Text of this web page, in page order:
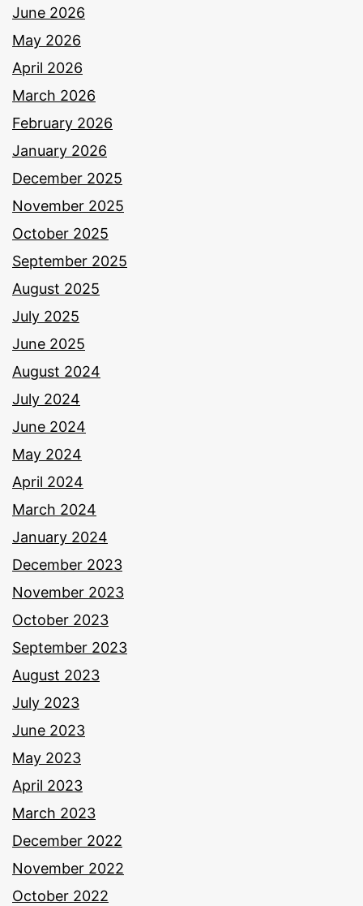
June 2026
May 2026
April 2026
March 2026
February 2026
January 2026
December 2025
November 2025
October 2025
September 2025
August 2025
July 2025
June 2025
August 2024
July 2024
June 2024
May 2024
April 2024
March 2024
January 2024
December 2023
November 2023
October 2023
September 2023
August 2023
July 2023
June 2023
May 2023
April 2023
March 2023
December 2022
November 2022
October 2022